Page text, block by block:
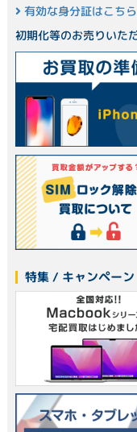
有効な身分証はこち
初期化等のお売りいた
特集 / キャンペーン